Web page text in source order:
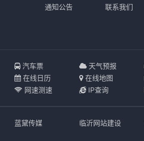
通知公告
联系我们
汽车票 天气预报
在线日历 在线地图
网速测速 IP查询
蓝黛传媒 临沂网站建设